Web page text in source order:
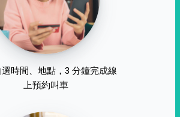
時間、地點，3 分鐘完成線
上預約叫車